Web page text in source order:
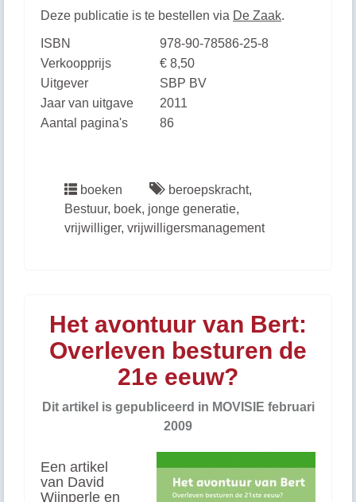
Deze publicatie is te bestellen via De Zaak.
ISBN
978-90-78586-25-8
Verkoopprijs
€ 8,50
Uitgever
SBP BV
Jaar van uitgave
2011
Aantal pagina's
86
boeken beroepskracht,
Bestuur, boek, jonge generatie,
vrijwilliger, vrijwilligersmanagement
Het avontuur van Bert:
Overleven besturen de
21e eeuw?
Dit artikel is gepubliceerd in MOVISIE februari
2009
Een artikel
van David
Wijnperle en